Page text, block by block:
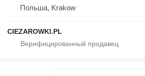
Польша, Krakow
CIEZAROWKI.PL